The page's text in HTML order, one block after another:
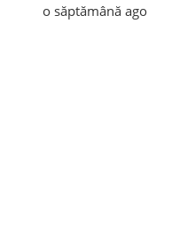
o săptămână ago